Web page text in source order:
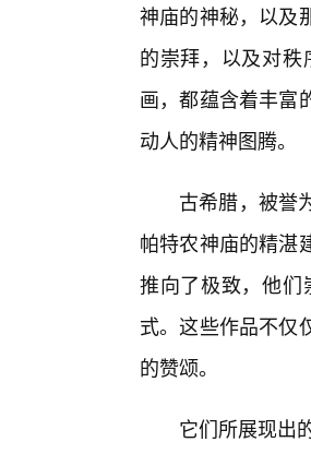
神庙的神秘，以及
的崇拜，以及对
画，都蕴含着丰富
动人的精神图腾。
古希腊，被誉
帕特农神庙的精湛
推向了极致，他
式。这些作品不仅
的赞颂。
它们所展现出